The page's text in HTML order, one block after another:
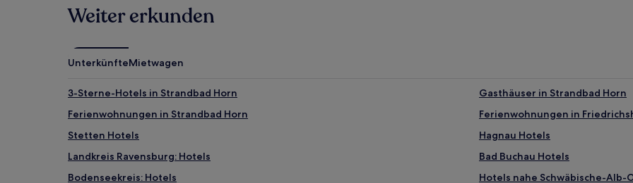
Weiter erkunden
UnterkünfteMietwagen
3-Sterne-Hotels in Strandbad Horn
Gasthäuser in Strandbad Horn
Ferienwohnungen in Strandbad Horn
Ferienwohnungen in
Stetten Hotels
Hagnau Hotels
Landkreis Ravensburg: Hotels
Bad Buchau Hotels
Bodenseekreis: Hotels
Hotels nahe Schwäbische-Alb-